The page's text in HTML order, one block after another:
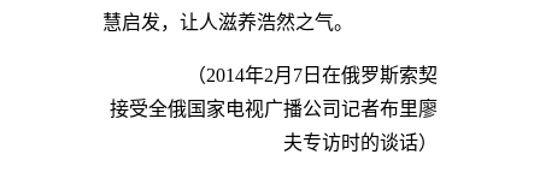
慧启发，让人滋养浩然之气。
（2014年2月7日在俄罗斯索契
接受全俄国家电视广播公司记者布里廖
夫专访时的谈话）